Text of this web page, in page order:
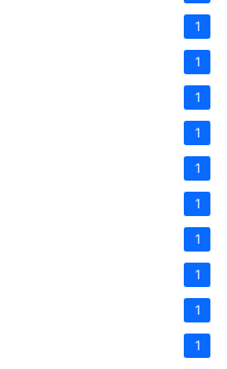
1
1
1
1
1
1
1
1
1
1